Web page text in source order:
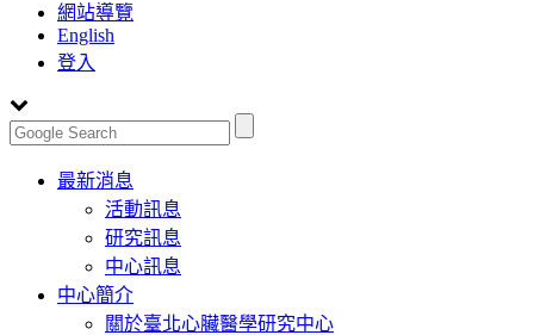
網站導覽
English
登入
Toggle
navigation
最新消息
活動訊息
研究訊息
中心訊息
中心簡介
關於臺北心臟醫學研究中心